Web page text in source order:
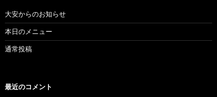
大安からのお知らせ
本日のメニュー
通常投稿
最近のコメント